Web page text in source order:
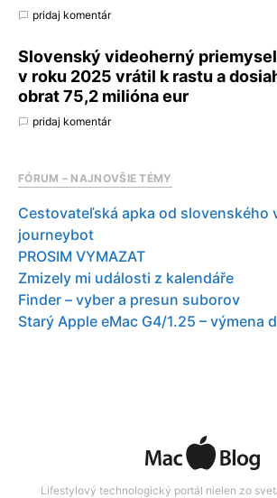
pridaj komentár
Slovenský videoherný
v roku 2025 vrátil k rastu a
obrat 75,2 milióna eur
pridaj komentár
FÓRUM – NAJNOVŠIE TÉMY
Cestovateľská apka od slovenského
journeybot
PROSIM VYMAZAT
Zmizely mi události z kalendáře
Finder – vyber a presun suborov
Starý Apple eMac G4/1.25 – výmena
Lifestylový technologický portál nielen zo